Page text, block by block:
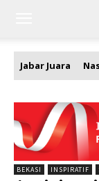
Jabar Juara
BEKASI INSPIRATIF